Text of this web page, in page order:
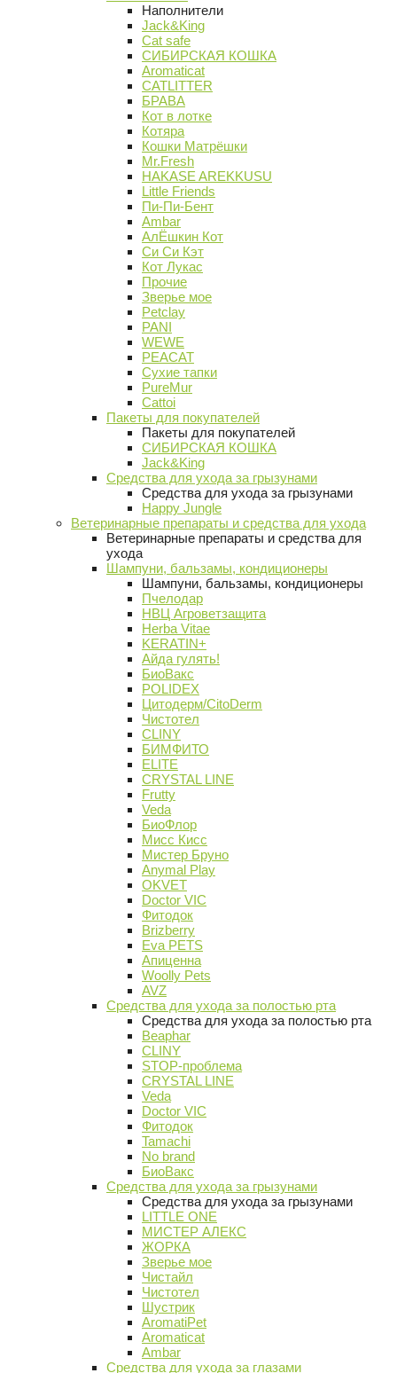
Наполнители
Jack&King
Cat safe
СИБИРСКАЯ КОШКА
Aromaticat
CATLITTER
БРАВА
Кот в лотке
Котяра
Кошки Матрёшки
Mr.Fresh
HAKASE AREKKUSU
Little Friends
Пи-Пи-Бент
Ambar
АлЁшкин Кот
Си Си Кэт
Кот Лукас
Прочие
Зверье мое
Petclay
PANI
WEWE
PEACAT
Сухие тапки
PureMur
Cattoi
Пакеты для покупателей
Пакеты для покупателей
СИБИРСКАЯ КОШКА
Jack&King
Средства для ухода за грызунами
Средства для ухода за грызунами
Happy Jungle
Ветеринарные препараты и средства для ухода
Ветеринарные препараты и средства для
ухода
Шампуни, бальзамы, кондиционеры
Шампуни, бальзамы, кондиционеры
Пчелодар
НВЦ Агроветзащита
Herba Vitae
KERATIN+
Айда гулять!
БиоВакс
POLIDEX
Цитодерм/CitoDerm
Чистотел
CLINY
БИМФИТО
ELITE
CRYSTAL LINE
Frutty
Veda
БиоФлор
Мисс Кисс
Мистер Бруно
Anymal Play
OKVET
Doctor VIC
Фитодок
Brizberry
Eva PETS
Апиценна
Woolly Pets
AVZ
Средства для ухода за полостью рта
Средства для ухода за полостью рта
Beaphar
CLINY
STOP-проблема
CRYSTAL LINE
Veda
Doctor VIC
Фитодок
Tamachi
No brand
БиоВакс
Средства для ухода за грызунами
Средства для ухода за грызунами
LITTLE ONE
МИСТЕР АЛЕКС
ЖОРКА
Зверье мое
Чистайл
Чистотел
Шустрик
AromatiPet
Aromaticat
Ambar
Средства для ухода за глазами